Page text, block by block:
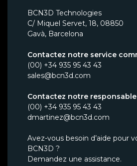
BCN3D Technologies
C/ Miquel Servet, 18, 08850
Gavà, Barcelona
Contactez notre service
(00) +34 935 95 43 43
sales@bcn3d.com
Contactez notre
(00) +34 935 95 43 43
dmartinez@bcn3d.com
Avez-vous besoin d’aide pour
BCN3D ?
Demandez une assistance.